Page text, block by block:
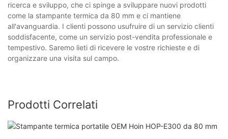
ricerca e sviluppo, che ci spinge a sviluppare nuovi prodotti
come la stampante termica da 80 mm e ci mantiene
all'avanguardia. I clienti possono usufruire di un servizio clienti
soddisfacente, come un servizio post-vendita professionale e
tempestivo. Saremo lieti di ricevere le vostre richieste e di
organizzare una visita sul campo.
Prodotti Correlati